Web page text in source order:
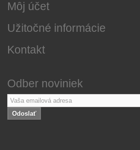
Môj účet
Užitočné informácie
Kontakt
Odber noviniek
Odoslať